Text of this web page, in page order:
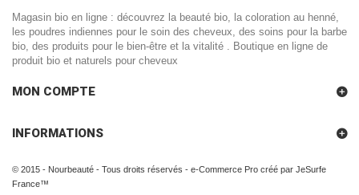
Magasin bio en ligne : découvrez la beauté bio, la coloration au henné,
les poudres indiennes pour le soin des cheveux, des soins pour la barbe
bio, des produits pour le bien-être et la vitalité . Boutique en ligne de
produit bio et naturels pour cheveux
© 2015 - Nourbeauté - Tous droits réservés - e-Commerce Pro créé par JeSurfe
France™
MON COMPTE
INFORMATIONS